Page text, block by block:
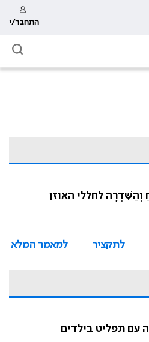
התחבר/י
וְהַשִּׁדְרָה לחללי האוזן
לתקציר
למאמר המלא
עם תפליט בילדים